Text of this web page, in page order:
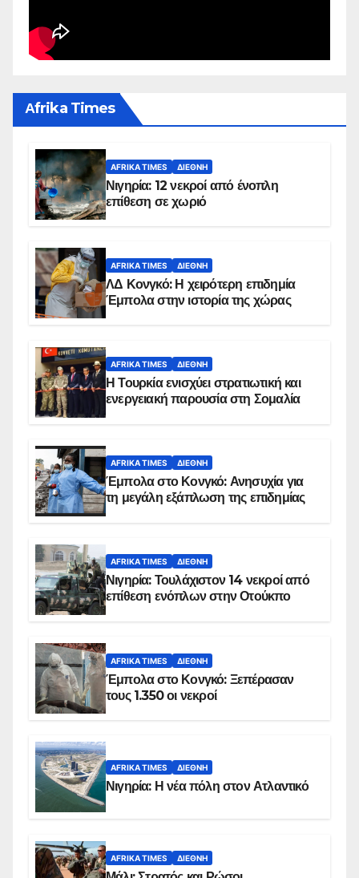
Αfrika Times
AFRIKA TIMES ΔΙΕΘΝΉ
Νιγηρία: 12 νεκροί από ένοπλη
επίθεση σε χωριό
AFRIKA TIMES ΔΙΕΘΝΉ
ΛΔ Κονγκό: Η χειρότερη επιδημία
Έμπολα στην ιστορία της χώρας
AFRIKA TIMES ΔΙΕΘΝΉ
Η Τουρκία ενισχύει στρατιωτική και
ενεργειακή παρουσία στη Σομαλία
AFRIKA TIMES ΔΙΕΘΝΉ
Έμπολα στο Κονγκό: Ανησυχία για
τη μεγάλη εξάπλωση της επιδημίας
AFRIKA TIMES ΔΙΕΘΝΉ
Νιγηρία: Τουλάχιστον 14 νεκροί από
επίθεση ενόπλων στην Οτούκπο
AFRIKA TIMES ΔΙΕΘΝΉ
Έμπολα στο Κονγκό: Ξεπέρασαν
τους 1.350 οι νεκροί
AFRIKA TIMES ΔΙΕΘΝΉ
Νιγηρία: Η νέα πόλη στον Ατλαντικό
AFRIKA TIMES ΔΙΕΘΝΉ